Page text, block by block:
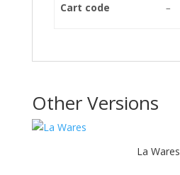
Cart code –
Other Versions
La Wares